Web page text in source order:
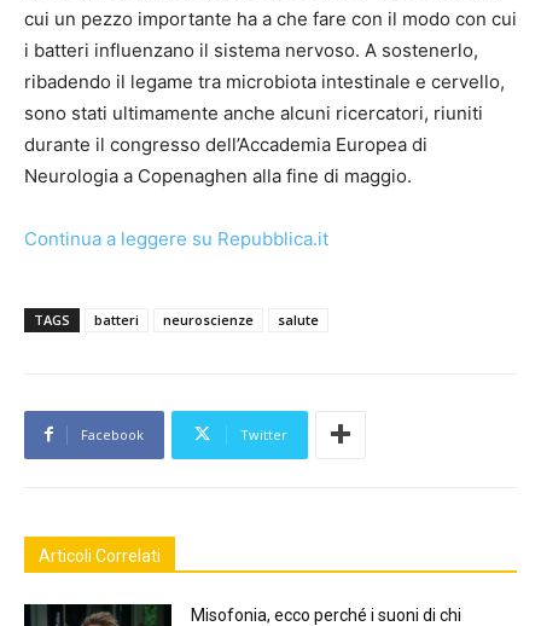
cui un pezzo importante ha a che fare con il modo con cui
i batteri influenzano il sistema nervoso. A sostenerlo,
ribadendo il legame tra microbiota intestinale e cervello,
sono stati ultimamente anche alcuni ricercatori, riuniti
durante il congresso dell’Accademia Europea di
Neurologia a Copenaghen alla fine di maggio.
Continua a leggere su Repubblica.it
TAGS batteri neuroscienze salute
Facebook Twitter
Articoli Correlati
Misofonia, ecco perché i suoni di chi